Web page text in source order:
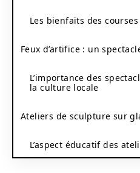
Les bienfaits des
Feux d’artifice : un
L’importance des
la culture locale
Ateliers de sculpture sur
L’aspect éducatif des